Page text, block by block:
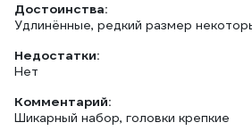
Достоинства:
Удлинённые, редкий размер
Недостатки:
Нет
Комментарий:
Шикарный набор, головки крепкие